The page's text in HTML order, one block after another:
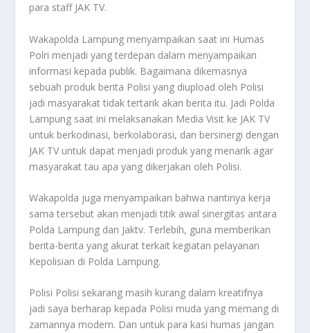
para staff JAK TV.
Wakapolda Lampung menyampaikan saat ini Humas
Polri menjadi yang terdepan dalam menyampaikan
informasi kepada publik. Bagaimana dikemasnya
sebuah produk berita Polisi yang diupload oleh Polisi
jadi masyarakat tidak tertarik akan berita itu. Jadi Polda
Lampung saat ini melaksanakan Media Visit ke JAK TV
untuk berkodinasi, berkolaborasi, dan bersinergi dengan
JAK TV untuk dapat menjadi produk yang menarik agar
masyarakat tau apa yang dikerjakan oleh Polisi.
Wakapolda juga menyampaikan bahwa nantinya kerja
sama tersebut akan menjadi titik awal sinergitas antara
Polda Lampung dan Jaktv. Terlebih, guna memberikan
berita-berita yang akurat terkait kegiatan pelayanan
Kepolisian di Polda Lampung.
Polisi Polisi sekarang masih kurang dalam kreatifnya
jadi saya berharap kepada Polisi muda yang memang di
zamannya modern. Dan untuk para kasi humas jangan